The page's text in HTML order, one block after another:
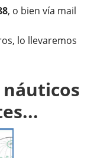
, o bien vía mail
lo llevaremos